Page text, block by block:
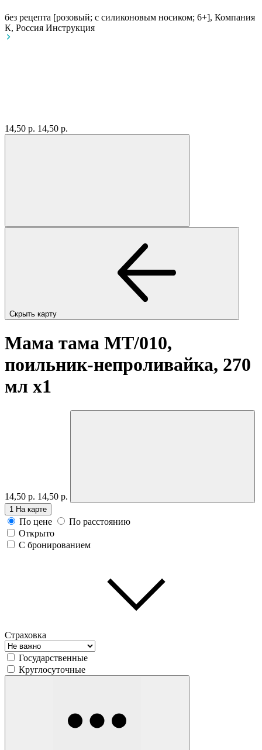
без рецепта [розовый; с силиконовым носиком; 6+], Компания
К, Россия Инструкция
14,50 р. 14,50 р.
Скрыть карту
Мама тама МТ/010,
поильник-непроливайка, 270
мл x1
14,50 р. 14,50 р.
1 На карте
По цене
По расстоянию
Открыто
С бронированием
Страховка
Государственные
Круглосуточные